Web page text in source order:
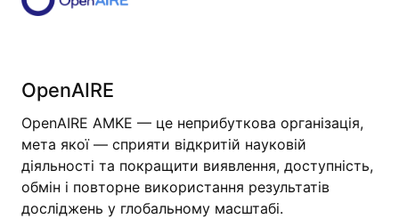
OpenAIRE
OpenAIRE AMKE — це неприбуткова організація,
мета якої — сприяти відкритій науковій
діяльності та покращити виявлення, доступність,
обмін і повторне використання результатів
досліджень у глобальному масштабі.